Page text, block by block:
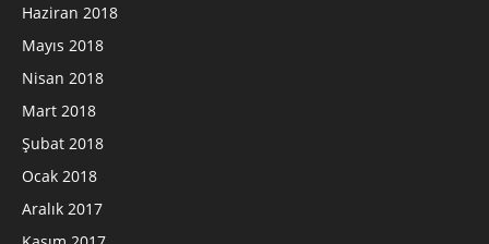
Haziran 2018
Mayıs 2018
Nisan 2018
Mart 2018
Şubat 2018
Ocak 2018
Aralık 2017